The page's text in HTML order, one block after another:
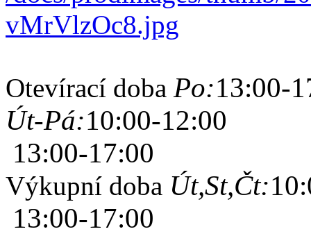
Otevírací doba Po:13:00-
Út-Pá:10:00-12:00
13:00-17:00
Výkupní doba Út,St,Čt:
13:00-17:00